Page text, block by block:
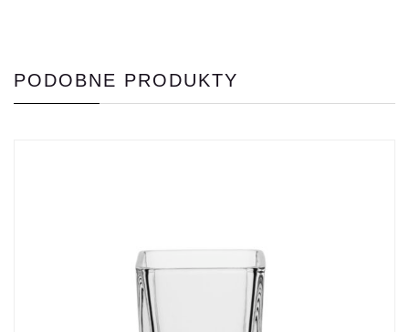
PODOBNE PRODUKTY